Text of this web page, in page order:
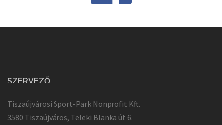
SZERVEZŐ
Tiszaújvárosi Sport-Park Nonprofit Kft.
3580 Tiszaújváros, Teleki Blanka út 6.